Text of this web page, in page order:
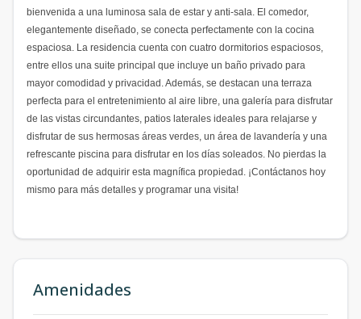
bienvenida a una luminosa sala de estar y anti-sala. El comedor,
elegantemente diseñado, se conecta perfectamente con la cocina
espaciosa. La residencia cuenta con cuatro dormitorios espaciosos,
entre ellos una suite principal que incluye un baño privado para
mayor comodidad y privacidad. Además, se destacan una terraza
perfecta para el entretenimiento al aire libre, una galería para disfrutar
de las vistas circundantes, patios laterales ideales para relajarse y
disfrutar de sus hermosas áreas verdes, un área de lavandería y una
refrescante piscina para disfrutar en los días soleados. No pierdas la
oportunidad de adquirir esta magnífica propiedad. ¡Contáctanos hoy
mismo para más detalles y programar una visita!
Amenidades